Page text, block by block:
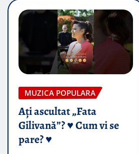
MUZICA POPULARA
Ați ascultat „Fata
Gilivană”? ♥️ Cum vi se
pare? ♥️